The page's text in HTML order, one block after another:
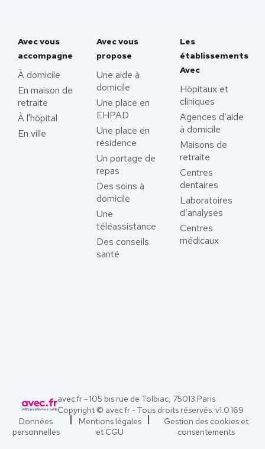
Avec vous
accompagne
À domicile
En maison de
retraite
À l'hôpital
En ville
Avec vous
propose
Une aide à
domicile
Une place en
EHPAD
Une place en
résidence
Un portage de
repas
Des soins à
domicile
Une
téléassistance
Des conseils
santé
Les
établissements
Avec
Hôpitaux et
cliniques
Agences d’aide
à domicile
Maisons de
retraite
Centres
dentaires
Laboratoires
d’analyses
Centres
médicaux
avec.fr - 105 bis rue de Tolbiac, 75013 Paris
Copyright © avec.fr - Tous droits réservés. v1.0.169
Données
personnelles
Mentions légales
et CGU
Gestion des cookies et
consentements